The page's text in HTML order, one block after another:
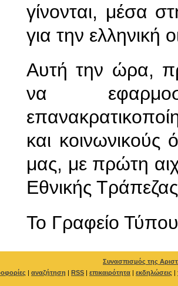
γίνονται, μέσα
για την ελληνική
Αυτή την ώρα,
να
και
μας, με πρώτη
Εθνικής
To Γραφείο Τύπου
Συνασπισμός της
| αναζήτηση | RSS | επικαιρότητα | εκδηλώσεις |